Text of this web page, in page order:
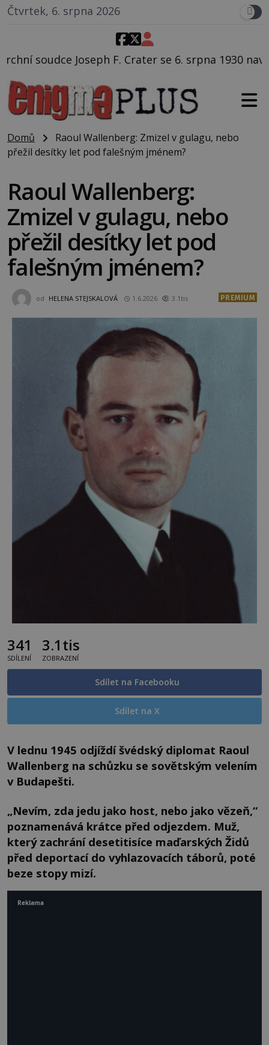
Čtvrtek, 6. srpna 2026
se 6. srpna 1930 navečeří ve své oblíbené
Domů
Raoul Wallenberg: Zmizel v gulagu, nebo
přežil desítky let pod falešným jménem?
Raoul Wallenberg:
Zmizel v gulagu, nebo
přežil desítky let pod
falešným jménem?
od HELENA STEJSKALOVÁ 1.6.2026 3.1tis PREMIUM
341
SDÍLENÍ
3.1tis
ZOBRAZENÍ
Sdílet na Facebooku
Sdílet na X
V lednu 1945 odjíždí švédský diplomat Raoul
Wallenberg na schůzku se sovětským velením
v Budapešti.
„Nevím, zda jedu jako host, nebo jako vězeň,“
poznamenává krátce před odjezdem. Muž,
který zachrání desetitisíce maďarských Židů
před deportací do vyhlazovacích táborů, poté
beze stopy mizí.
Reklama